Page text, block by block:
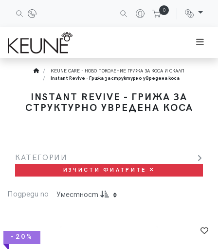
0
KEUNE CARE - НОВО ПОКОЛЕНИЕ ГРИЖА ЗА КОСА И СКАЛП
Instant Revive - Грижа за структурно увредена коса
INSTANT REVIVE - ГРИЖА ЗА
СТРУКТУРНО УВРЕДЕНА КОСА
КАТЕГОРИИ
ИЗЧИСТИ ФИЛТРИТЕ
Подреди по Уместност
-20%